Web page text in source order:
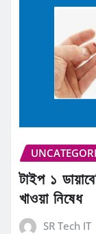
টাইপ ১
খাওয়া নিষেধ
SR Tech IT